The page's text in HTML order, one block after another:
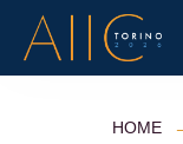
HOME